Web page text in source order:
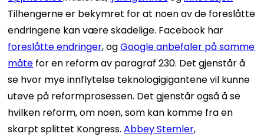
Tilhengerne er bekymret for at noen av de foreslåtte
endringene kan være skadelige. Facebook har
foreslåtte endringer, ogGoogle anbefaler på samme
måte for en reform av paragraf 230. Det gjenstår å
se hvor mye innflytelse teknologigigantene vil kunne
utøve på reformprosessen. Det gjenstår også å se
hvilken reform, om noen, som kan komme fra en
skarpt splittet Kongress.Abbey Stemler,